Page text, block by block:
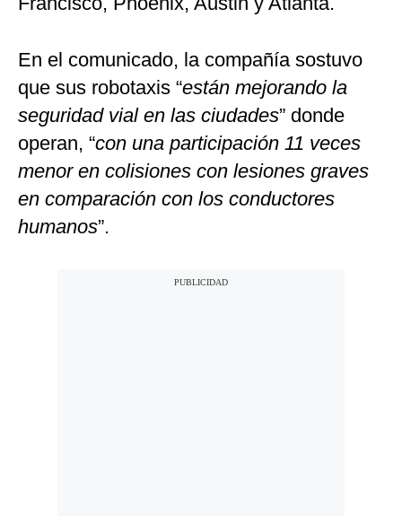
En el comunicado, la compañía sostuvo
que sus robotaxis “están mejorando la
seguridad vial en las ciudades” donde
operan, “con una participación 11 veces
menor en colisiones con lesiones graves
en comparación con los conductores
humanos”.